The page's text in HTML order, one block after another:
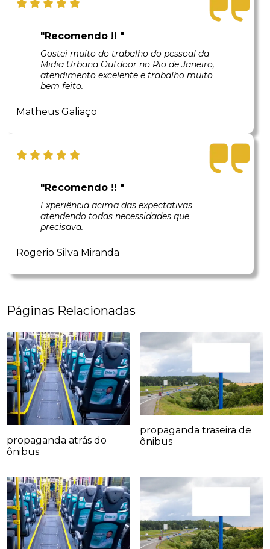
"Recomendo !! "
Gostei muito do trabalho do pessoal da
Midia Urbana Outdoor no Rio de Janeiro,
atendimento excelente e trabalho muito
bem feito.
Matheus Galiaço
"Recomendo !! "
Experiência acima das expectativas
atendendo todas necessidades que
precisava.
Rogerio Silva Miranda
Páginas Relacionadas
propaganda atrás do
ônibus
propaganda traseira de
ônibus